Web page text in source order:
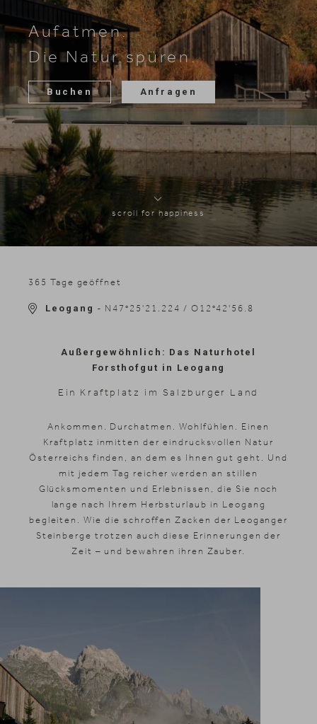
Aufatmen.
Die Natur spüren.
Buchen Anfragen
scroll for happiness
365 Tage geöffnet
Leogang - N47°25'21.224 / O12°42'56.8
Außergewöhnlich: Das Naturhotel
Forsthofgut in Leogang
Ein Kraftplatz im Salzburger Land
Ankommen. Durchatmen. Wohlfühlen. Einen
Kraftplatz inmitten der eindrucksvollen Natur
Österreichs finden, an dem es Ihnen gut geht. Und
mit jedem Tag reicher werden an stillen
Glücksmomenten und Erlebnissen, die Sie noch
lange nach Ihrem Herbsturlaub in Leogang
begleiten. Wie die schroffen Zacken der Leoganger
Steinberge trotzen auch diese Erinnerungen der
Zeit – und bewahren ihren Zauber.